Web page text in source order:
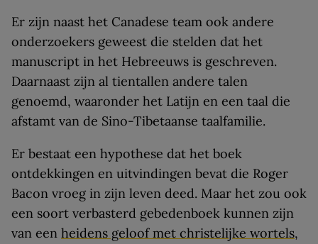
Er zijn naast het Canadese team ook andere
onderzoekers geweest die stelden dat het
manuscript in het Hebreeuws is geschreven.
Daarnaast zijn al tientallen andere talen
genoemd, waaronder het Latijn en een taal die
afstamt van de Sino-Tibetaanse taalfamilie.
Er bestaat een hypothese dat het boek
ontdekkingen en uitvindingen bevat die Roger
Bacon vroeg in zijn leven deed. Maar het zou ook
een soort verbasterd gebedenboek kunnen zijn
van een heidens geloof met christelijke wortels,